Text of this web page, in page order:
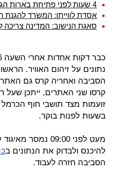
4 שעות לפני פתיחת בארות הגז: המשרד להגנת הסביבה נתן אישור לנישוב בלווייתן
אסדת לווייתן: המשרד להגנת
סאגת הנישוב: המדינה צריכה
נתונים על זיהום האוויר.
הסביבה ואחריה קרס גם האתר
קרסו שני האתרים, ייתכן שעל
זועמות מצד תושבי חוף
בשעות לפנות בוקר.
מעט לפני 09:00
להיכנס ולבדוק את הנתונים ב
הסביבה חזרה לעבוד.